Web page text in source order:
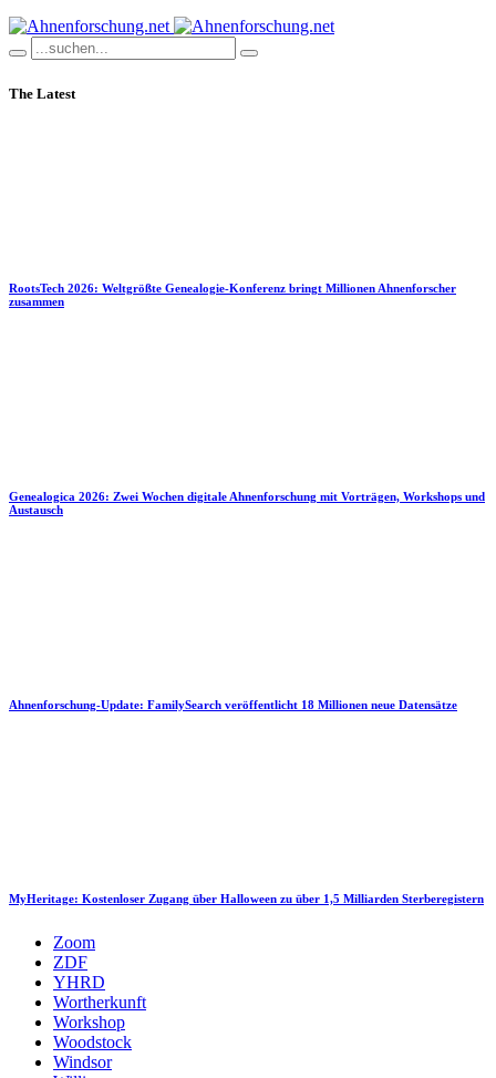
The Latest
RootsTech 2026: Weltgrößte Genealogie-Konferenz bringt Millionen Ahnenforscher
zusammen
Genealogica 2026: Zwei Wochen digitale Ahnenforschung mit Vorträgen, Workshops und
Austausch
Ahnenforschung-Update: FamilySearch veröffentlicht 18 Millionen neue Datensätze
MyHeritage: Kostenloser Zugang über Halloween zu über 1,5 Milliarden Sterberegistern
Zoom
ZDF
YHRD
Wortherkunft
Workshop
Woodstock
Windsor